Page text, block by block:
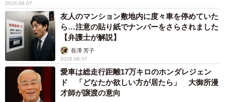
2026.08.07
友人のマンション敷地内に度々車を停めていた
ら…注意の貼り紙でナンバーをさらされました
【弁護士が解説】
長澤 芳子
2026.08.07
愛車は総走行距離17万キロのホンダレジェン
ド 「どなたか欲しい方が居たら」 大御所漫
才師が譲渡の意向